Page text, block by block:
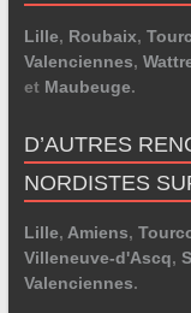
Lille, Roubaix,
Valenciennes,
et Maubeuge.
D’AUTRES
NORDISTES
Lille, Amiens,
Villeneuve-d'Ascq,
Valenciennes.